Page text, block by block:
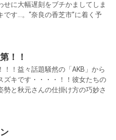
せに大幅遅刻をブチかましてしま
です…。“奈良の香芝市”に着く予
！！
！！益々話題騒然の「AKB」から
ズキです・・・・！！彼女たちの
勢と秋元さんの仕掛け方の巧妙さ